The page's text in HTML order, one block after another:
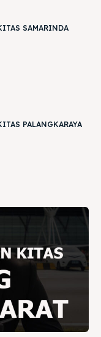
SAMARINDA
PALANGKARAYA